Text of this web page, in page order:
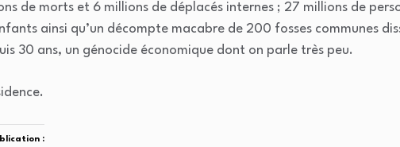
de morts et 6 millions de déplacés internes ; 27 millions de
ainsi qu’un décompte macabre de 200 fosses communes
30 ans, un génocide économique dont on parle très peu.
: